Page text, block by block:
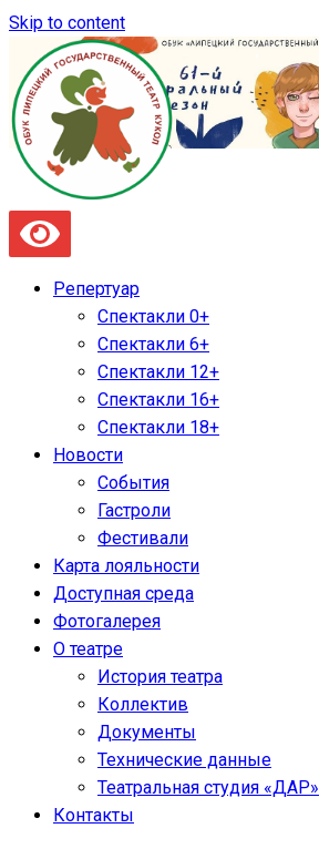
Skip to content
Репертуар
Спектакли 0+
Спектакли 6+
Спектакли 12+
Спектакли 16+
Спектакли 18+
Новости
События
Гастроли
Фестивали
Карта лояльности
Доступная среда
Фотогалерея
О театре
История театра
Коллектив
Документы
Технические данные
Театральная студия «ДАР»
Контакты